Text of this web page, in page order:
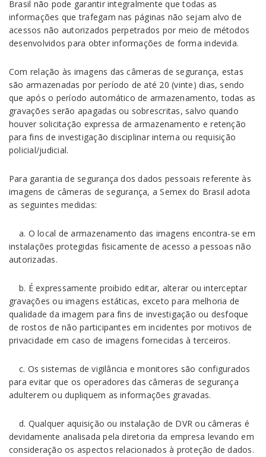
Brasil não pode garantir integralmente que todas as
informações que trafegam nas páginas não sejam alvo de
acessos não autorizados perpetrados por meio de métodos
desenvolvidos para obter informações de forma indevida.
Com relação às imagens das câmeras de segurança, estas
são armazenadas por período de até 20 (vinte) dias, sendo
que após o período automático de armazenamento, todas as
gravações serão apagadas ou sobrescritas, salvo quando
houver solicitação expressa de armazenamento e retenção
para fins de investigação disciplinar interna ou requisição
policial/judicial.
Para garantia de segurança dos dados pessoais referente às
imagens de câmeras de segurança, a Semex do Brasil adota
as seguintes medidas:
a. O local de armazenamento das imagens encontra-se em
instalações protegidas fisicamente de acesso a pessoas não
autorizadas.
b. É expressamente proibido editar, alterar ou interceptar
gravações ou imagens estáticas, exceto para melhoria de
qualidade da imagem para fins de investigação ou desfoque
de rostos de não participantes em incidentes por motivos de
privacidade em caso de imagens fornecidas à terceiros.
c. Os sistemas de vigilância e monitores são configurados
para evitar que os operadores das câmeras de segurança
adulterem ou dupliquem as informações gravadas.
d. Qualquer aquisição ou instalação de DVR ou câmeras é
devidamente analisada pela diretoria da empresa levando em
consideração os aspectos relacionados à proteção de dados.